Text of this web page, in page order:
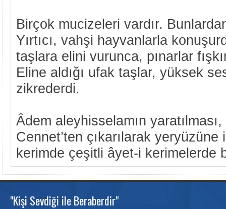
Birçok mucizeleri vardır.
Yırtıcı, vahşi hayvanlarla
taşlara elini vurunca, pınarlar
Eline aldığı ufak taşlar, yüksek
zikrederdi.
Âdem aleyhisselamın
Cennet’ten çıkarılarak yeryüzüne
kerimde çeşitli âyet-i kerimelerde
"Kişi Sevdiği ile Beraberdir"